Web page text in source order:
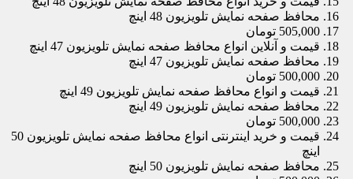
محافظ صفحه نمایش تلویزیون 48 اینچ
505,000 تومان
قیمت و آنلاین انواع محافظ صفحه نمایش تلویزیون 47 اینچ
محافظ صفحه نمایش تلویزیون 47 اینچ
500,000 تومان
قیمت و انواع محافظ صفحه نمایش تلویزیون 49 اینچ
محافظ صفحه نمایش تلویزیون 49 اینچ
500,000 تومان
قیمت و خرید اینترنتی انواع محافظ صفحه نمایش تلویزیون 50
اینچ
محافظ صفحه نمایش تلویزیون 50 اینچ